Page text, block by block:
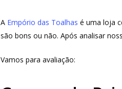
A Empório das Toalhas é uma loja
são bons ou não. Após analisar
Vamos para avaliação: